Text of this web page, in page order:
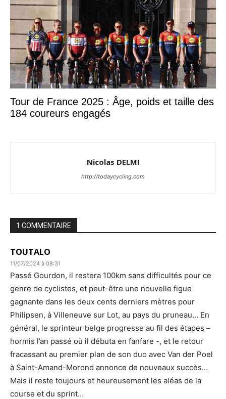
Tour de France 2025 : Âge, poids et taille des
184 coureurs engagés
Nicolas DELMI
http://todaycycling.com
1 COMMENTAIRE
TOUTALO
11/07/2024 à 08:31
Passé Gourdon, il restera 100km sans difficultés pour ce
genre de cyclistes, et peut-être une nouvelle figue
gagnante dans les deux cents derniers mètres pour
Philipsen, à Villeneuve sur Lot, au pays du pruneau… En
général, le sprinteur belge progresse au fil des étapes –
hormis l’an passé où il débuta en fanfare -, et le retour
fracassant au premier plan de son duo avec Van der Poel
à Saint-Amand-Morond annonce de nouveaux succès…
Mais il reste toujours et heureusement les aléas de la
course et du sprint…